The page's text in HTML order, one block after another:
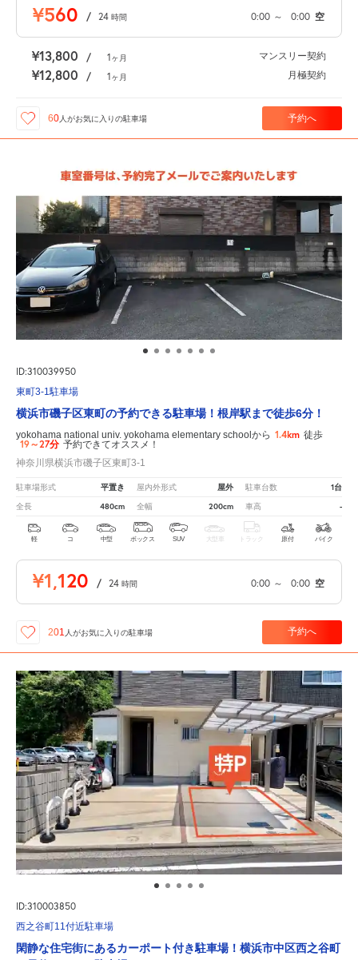
¥560 / 24 時間 0:00 ～ 0:00 空
¥13,800 / 1ヶ月 マンスリー契約
¥12,800 / 1ヶ月 月極契約
60人がお気に入りの駐車場 予約へ
ID:310039950
東町3-1駐車場
横浜市磯子区東町の予約できる駐車場！根岸駅まで徒歩6分！
yokohama national univ. yokohama elementary schoolから 1.4km 徒歩
19～27分 予約できてオススメ！
神奈川県横浜市磯子区東町3-1
駐車場形式 平置き 屋内外形式 屋外 駐車台数 1台
全長 480cm 全幅 200cm 車高 -
軽 コ 中型 ボックス SUV 大型車 トラック 原付 バイク
¥1,120 / 24 時間 0:00 ～ 0:00 空
201 人がお気に入りの駐車場 予約へ
ID:310003850
西之谷町11付近駐車場
閑静な住宅街にあるカーポート付き駐車場！横浜市中区西之谷町